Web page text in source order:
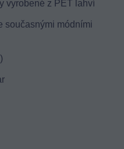
vyrobené z PET lahví
současnými módními